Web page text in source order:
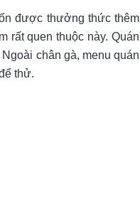
được thưởng thức thêm
rất quen thuộc này. Quán
chân gà, menu quán
thử.